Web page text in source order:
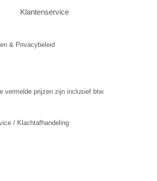
Klantenservice
& Privacybeleid
vermelde prijzen zijn inclusief btw.
/ Klachtafhandeling